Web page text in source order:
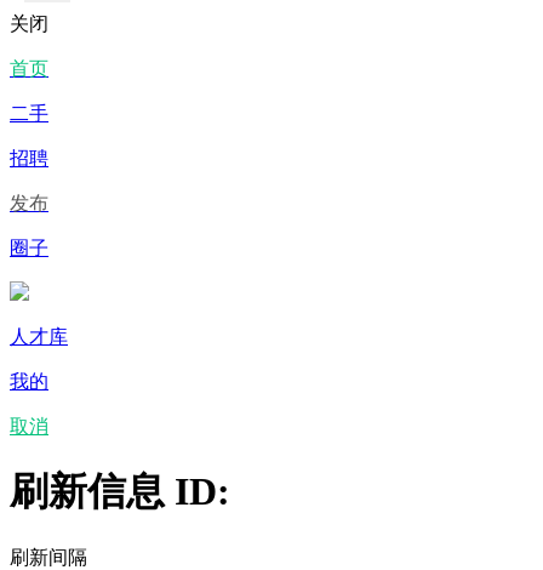
关闭
首页
二手
招聘
发布
圈子
人才库
我的
取消
刷新信息 ID:
刷新间隔